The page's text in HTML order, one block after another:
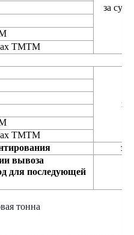
за
ТМТМ
за
ТМТМ
за
вывоза
для последующей
тонна